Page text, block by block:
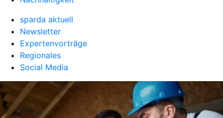
sparda aktuell
Newsletter
Expertenvorträge
Regionales
Social Media